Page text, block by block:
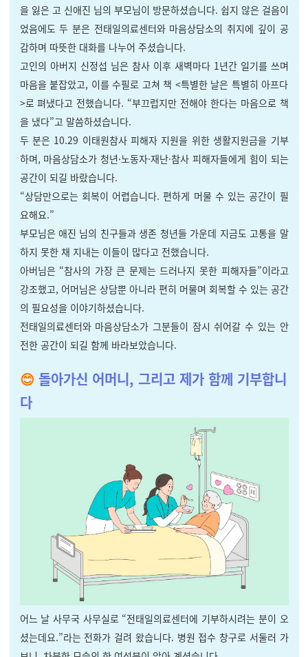
을 잃은 고 신애진 님의 부모님이 방문하셨습니다. 쉽지 않은 걸음이
었음에도 두 분은 전태일의료센터와 마음상담소의 취지에 깊이 공
감하며 따뜻한 대화를 나누어 주셨습니다.
고인의 아버지 신정섭 님은 참사 이후 새벽마다 1년간 일기를 쓰며
마음을 붙잡았고, 이를 수필로 고쳐 책 <특별한 날은 특별히 아프다
>로 펴냈다고 전했습니다. “부끄럽지만 전해야 한다는 마음으로 책
을 냈다”고 말씀하셨습니다.
두 분은 10.29 이태원참사 피해자 지원을 위한 생활지원금을 기부
하며, 마음상담소가 청년·노동자·재난·참사 피해자들에게 힘이 되는
공간이 되길 바랐습니다.
“상담만으로는 회복이 어렵습니다. 편하게 머물 수 있는 공간이 필
요해요.”
부모님은 애진 님의 친구들과 생존 청년들 가운데 지금도 고통을 말
하지 못한 채 지내는 이들이 많다고 전했습니다.
아버님은 “참사의 가장 큰 문제는 드러나지 못한 피해자들”이라고
강조했고, 어머님은 상담뿐 아니라 편히 머물며 회복할 수 있는 공간
의 필요성을 이야기하셨습니다.
전태일의료센터와 마음상담소가 그분들이 잠시 쉬어갈 수 있는 안
전한 공간이 되길 함께 바라보았습니다.
😊 돌아가신 어머니, 그리고 제가 함께 기부합니
다
어느 날 사무국 사무실로 “전태일의료센터에 기부하시려는 분이 오
셨는데요.”라는 전화가 걸려 왔습니다. 병원 접수 창구로 서둘러 가